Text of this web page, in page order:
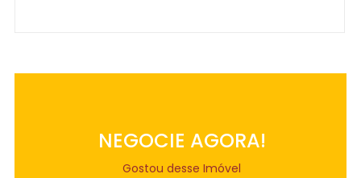
NEGOCIE AGORA!
Gostou desse Imóvel